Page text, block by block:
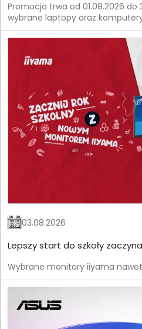
Promocja trwa od 01.08.2026 do
wybrane laptopy oraz
Szczegóły znajdziesz w
03.08.2026
Lepszy start do szkoły
Wybrane monitory iiyama nawet